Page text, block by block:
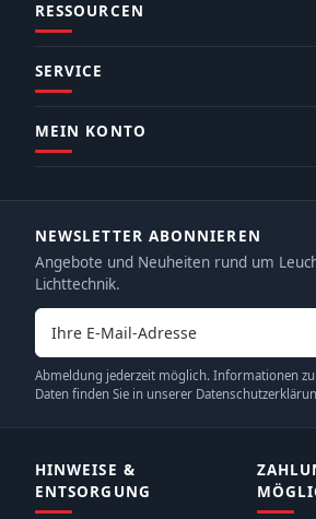
RESSOURCEN
SERVICE
MEIN KONTO
NEWSLETTER ABONNIEREN
Angebote und Neuheiten rund um
Lichttechnik.
E-Mail-Adresse
Abmeldung jederzeit möglich. Informationen
Daten finden Sie in unserer
HINWEISE &
ENTSORGUNG